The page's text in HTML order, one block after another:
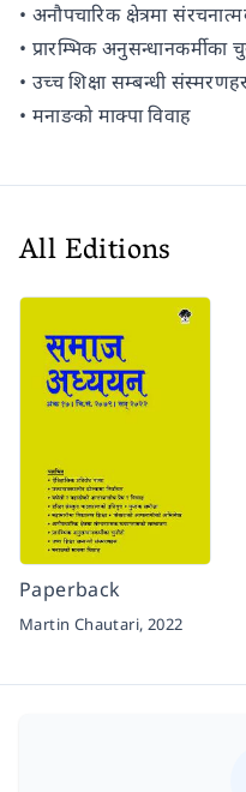
• अनौपचारिक क्षेत्रमा
• प्रारम्भिक अनुसन्धानकर्मीका
• उच्च शिक्षा सम्बन्धी
• मनाङको माक्पा विवाह
All Editions
Paperback
Martin Chautari, 2022